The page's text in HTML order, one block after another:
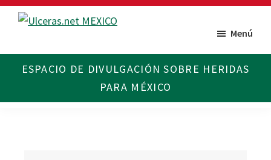
Saltar
Saltar
divulgativo
sobre
Menú